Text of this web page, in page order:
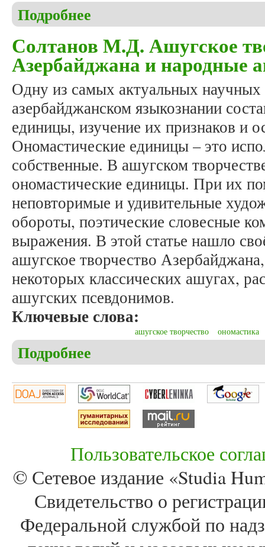
Подробнее
Солтанов М.Д. Ашугское
Азербайджана и народные
Одну из самых актуальных
азербайджанском языкознании
единицы, изучение их признаков и
Ономастические единицы – это
собственные. В ашугском
ономастические единицы. При их
неповторимые и удивительные
обороты, поэтические словесные
выражения. В этой статье нашло
ашугское творчество
некоторых классических ашугах,
ашугских псевдонимов.
Ключевые слова:
ашугское творчество ономастика
Подробнее
Пользовательское
© Сетевое издание «Studia
Свидетельство о
Федеральной службой по